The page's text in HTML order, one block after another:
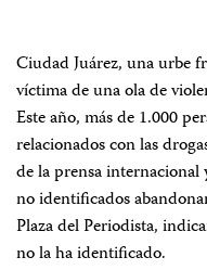
Ciudad Juárez, una urbe
víctima de una ola de
Este año, más de 1.000
relacionados con las
de la prensa
no identificados
Plaza del Periodista,
no la ha identificado.